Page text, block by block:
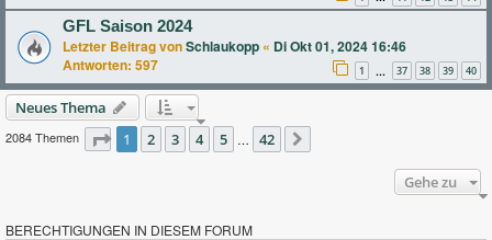
GFL Saison 2024
Letzter Beitrag vonSchlaukopp « Di Okt 01, 2024 16:46
Antworten: 597 1 … 37 38 39 40
Neues Thema
2084 Themen Seite1 von 42
1 2 3 4 5 … 42
Gehe zu
BERECHTIGUNGEN IN DIESEM FORUM